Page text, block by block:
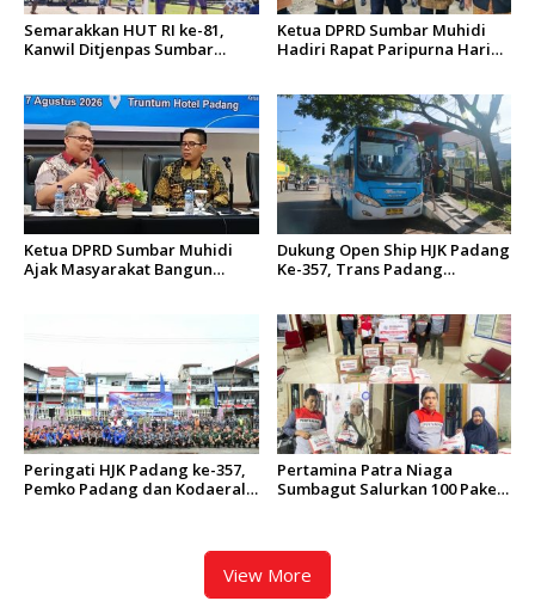
Semarakkan HUT RI ke-81,
Kanwil Ditjenpas Sumbar
Ketua DPRD Sumbar Muhidi
Hadiri Rapat Paripurna Hari
Ketua DPRD Sumbar Muhidi
Ajak Masyarakat Bangun
Dukung Open Ship HJK Padang
Ke-357, Trans Padang
Peringati HJK Padang ke-357,
Pemko Padang dan Kodaeral
Pertamina Patra Niaga
Sumbagut Salurkan 100 Paket
View More